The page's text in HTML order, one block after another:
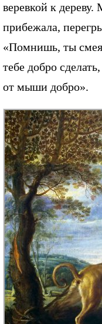
веревкой к
прибежала,
«Помнишь, ты
тебе добро
от мыши добро».